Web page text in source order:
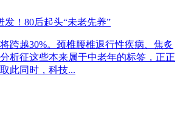
发！80后起头“未老先养”
跨越30%。颈椎腰椎退行性疾病、焦炙
析征这些本来属于中老年的标签，正正
此同时，科技...